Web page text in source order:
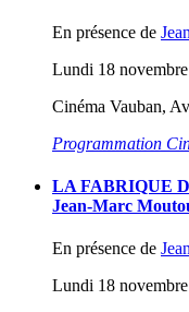
En présence de
Lundi 18
Cinéma Vauban,
Programmation
LA FABRIQUE
Jean-Marc
En présence de
Lundi 18